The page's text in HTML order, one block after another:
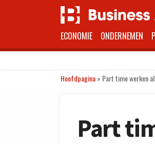
ECONOMIE ONDERNEMEN
Hoofdpagina» Part time werken
Part